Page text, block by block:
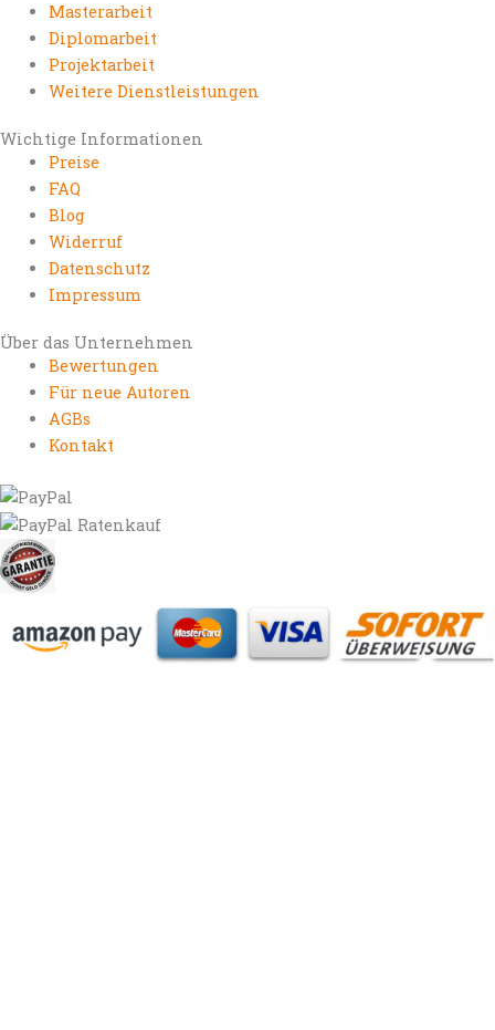
Masterarbeit
Diplomarbeit
Projektarbeit
Weitere Dienstleistungen
Wichtige Informationen
Preise
FAQ
Blog
Widerruf
Datenschutz
Impressum
Über das Unternehmen
Bewertungen
Für neue Autoren
AGBs
Kontakt